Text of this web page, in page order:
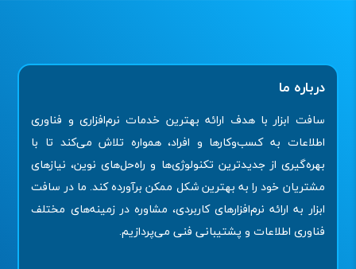
درباره ما
سافت ابزار با هدف ارائه بهترین خدمات نرم‌افزاری و فناوری
اطلاعات به کسب‌وکارها و افراد، همواره تلاش می‌کند تا با
بهره‌گیری از جدیدترین تکنولوژی‌ها و راه‌حل‌های نوین، نیازهای
مشتریان خود را به بهترین شکل ممکن برآورده کند. ما در سافت
ابزار به ارائه نرم‌افزارهای کاربردی، مشاوره در زمینه‌های مختلف
فناوری اطلاعات و پشتیبانی فنی می‌پردازیم.